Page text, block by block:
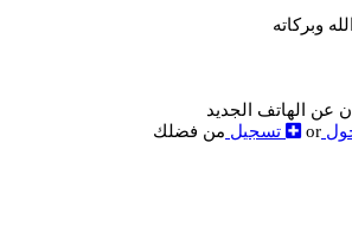
وبركاته
عن الهاتف الجديد
or تسجيل من فضلك